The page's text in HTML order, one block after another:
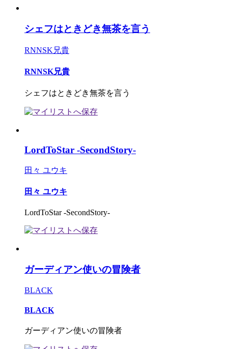
シェフはときどき無茶を言う
RNNSK兄貴
RNNSK兄貴
シェフはときどき無茶を言う
LordToStar -SecondStory-
田々 ユウキ
田々 ユウキ
LordToStar -SecondStory-
ガーディアン使いの冒険者
BLACK
BLACK
ガーディアン使いの冒険者